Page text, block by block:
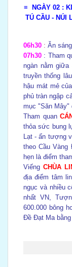
≡ NGÀY 02:
TÚ CẦU - NÚI
06h30 : Ăn sáng
07h30 : Tham
ngàn nằm
truyền thống
hậu mát mẻ
phủ tràn ngập
mục "Săn Mây"
Tham quan
thỏa sức bung
Lạt - ấn tượng
theo Cầu Vàng
hẹn là điểm
Viếng CHÙA
địa điểm tâm
ngục và nhiều
nhất VN,
600.000 bông
Đề Đạt Ma